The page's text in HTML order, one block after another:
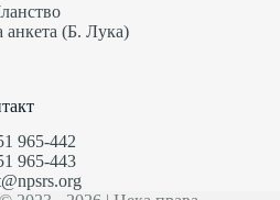
(Б. Лука)
965-442
965-443